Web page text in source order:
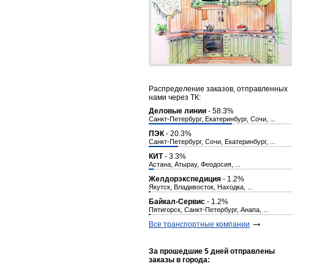
Распределение заказов, отправленных
нами через ТК:
Деловые линии - 58.3%
Санкт-Петербург, Екатеринбург, Сочи, ...
ПЭК- 20.3%
Санкт-Петербург, Сочи, Екатеринбург, ...
КИТ- 3.3%
Астана, Атырау, Феодосия, ...
Желдорэкспедиция - 1.2%
Якутск, Владивосток, Находка, ...
Байкал-Сервис - 1.2%
Пятигорск, Санкт-Петербург, Анапа, ...
Все транспортные компании
За прошедшие 5 дней отправлены
заказы в города: